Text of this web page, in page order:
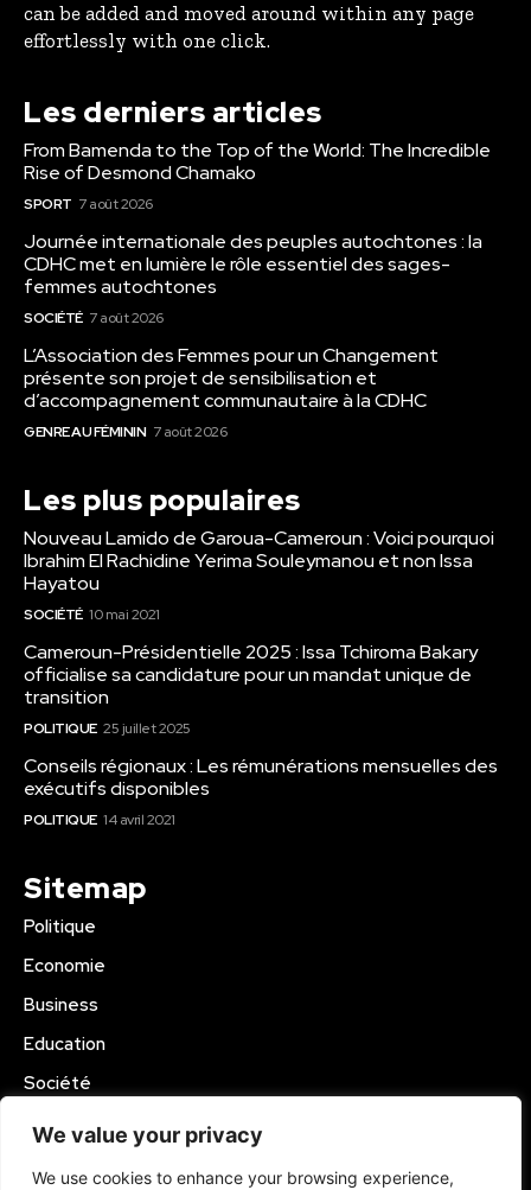
We value your privacy
We use cookies to enhance your browsing experience,
can be added and moved around within any page
effortlessly with one click.
Les derniers articles
From Bamenda to the Top of the World: The Incredible
Rise of Desmond Chamako
SPORT 7 août 2026
Journée internationale des peuples autochtones : la
CDHC met en lumière le rôle essentiel des sages-
femmes autochtones
SOCIÉTÉ 7 août 2026
L’Association des Femmes pour un Changement
présente son projet de sensibilisation et
d’accompagnement communautaire à la CDHC
GENRE AU FÉMININ 7 août 2026
Les plus populaires
Nouveau Lamido de Garoua-Cameroun : Voici pourquoi
Ibrahim El Rachidine Yerima Souleymanou et non Issa
Hayatou
SOCIÉTÉ 10 mai 2021
Cameroun-Présidentielle 2025 : Issa Tchiroma Bakary
officialise sa candidature pour un mandat unique de
transition
POLITIQUE 25 juillet 2025
Conseils régionaux : Les rémunérations mensuelles des
exécutifs disponibles
POLITIQUE 14 avril 2021
Sitemap
Politique
Economie
Business
Education
Société
Sport